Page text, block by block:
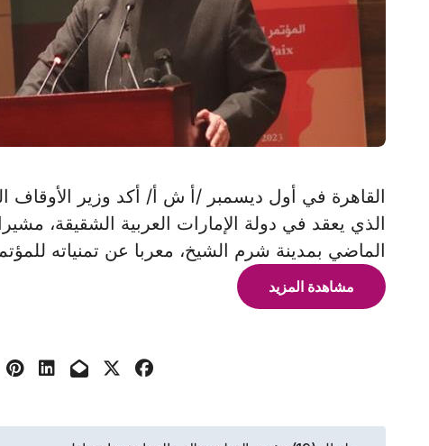
القاهرة في أول ديسمبر /أ ش أ/ أكد وزير الأوقاف
الذي يعقد في دولة الإمارات العربية الشقيقة،
الماضي بمدينة شرم الشيخ، معربا عن تمنياته
مشاهدة المزيد